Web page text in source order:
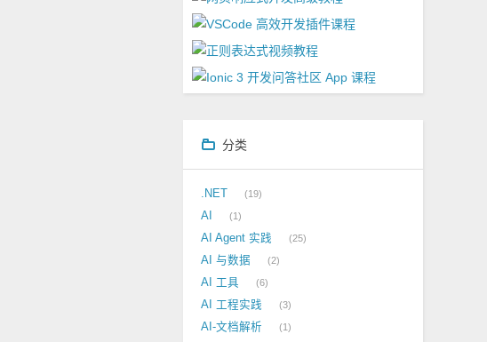
分类
.NET 19
AI 1
AI Agent 实践 25
AI 与数据 2
AI 工具 6
AI 工程实践 3
AI-文档解析 1